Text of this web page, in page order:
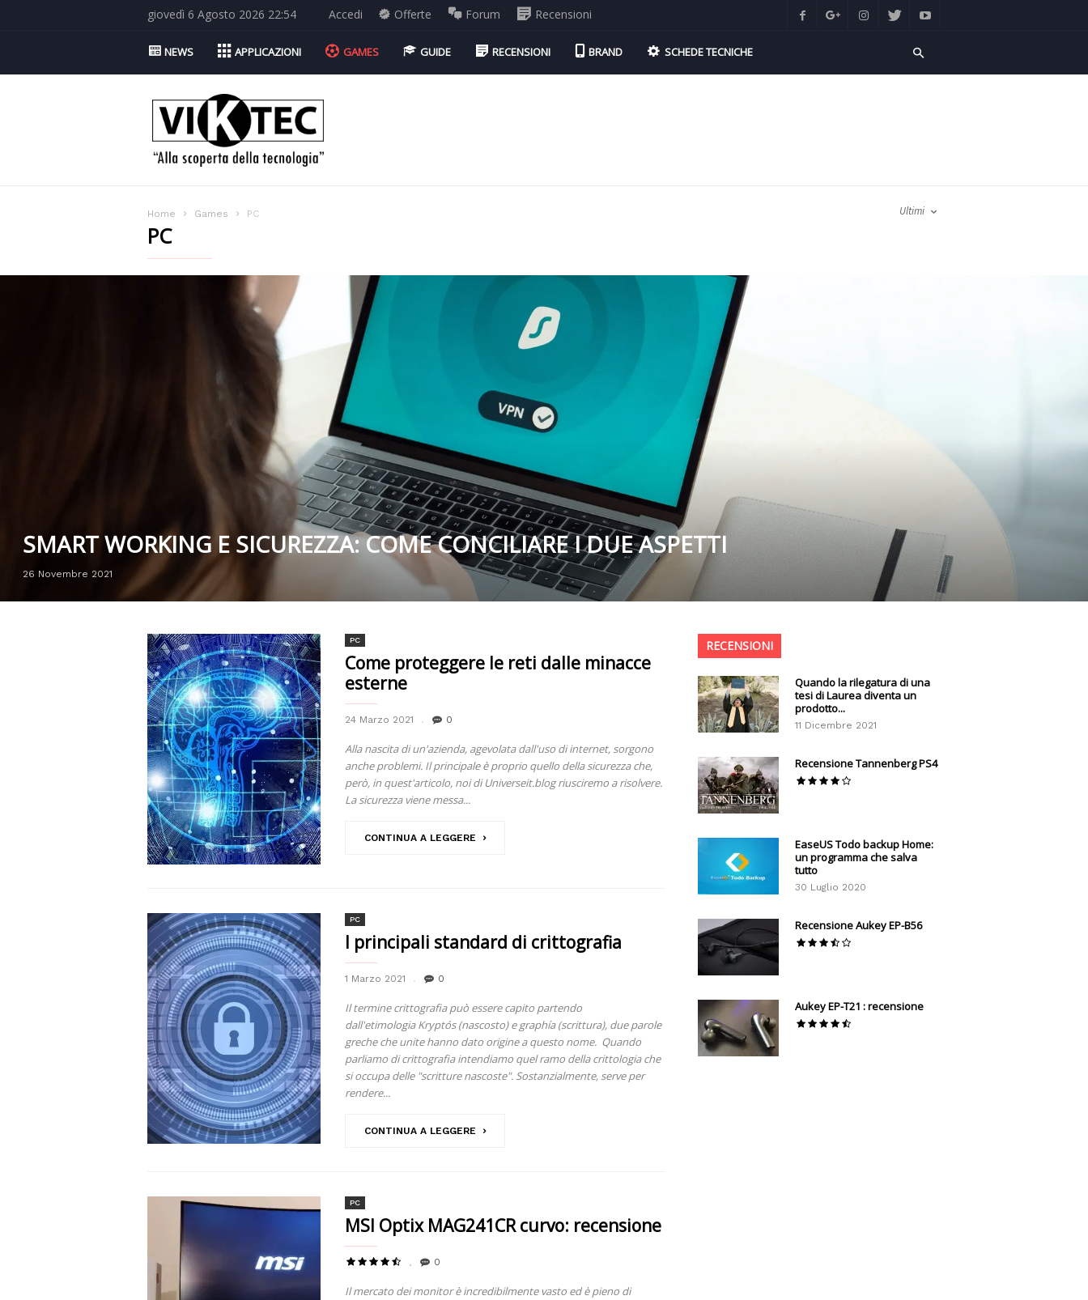
giovedì 6 Agosto 2026 22:54 Accedi Offerte Forum Recensioni
NEWS APPLICAZIONI GAMES GUIDE RECENSIONI BRAND SCHEDE TECNICHE
Viktec.net
Home Games PC Ultimi
PC
SMART WORKING E SICUREZZA: COME CONCILIARE I DUE ASPETTI
26 Novembre 2021
PC
Come proteggere le reti dalle minacce
esterne
24 Marzo 2021 0
Alla nascita di un'azienda, agevolata dall'uso di internet, sorgono
anche problemi. Il principale è proprio quello della sicurezza che,
però, in quest'articolo, noi di Universeit.blog riusciremo a risolvere.
La sicurezza viene messa...
CONTINUA A LEGGERE
PC
I principali standard di crittografia
1 Marzo 2021 0
Il termine crittografia può essere capito partendo
dall'etimologia Kryptós (nascosto) e graphía (scrittura), due parole
greche che unite hanno dato origine a questo nome. Quando
parliamo di crittografia intendiamo quel ramo della crittologia che
si occupa delle "scritture nascoste". Sostanzialmente, serve per
rendere...
CONTINUA A LEGGERE
PC
MSI Optix MAG241CR curvo: recensione
0
Il mercato dei monitor è incredibilmente vasto ed è pieno di
RECENSIONI
Quando la rilegatura di una
tesi di Laurea diventa un
prodotto...
11 Dicembre 2021
Recensione Tannenberg PS4
EaseUS Todo backup Home:
un programma che salva
tutto
30 Luglio 2020
Recensione Aukey EP-B56
Aukey EP-T21 : recensione